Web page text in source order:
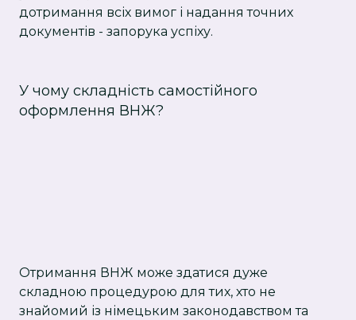
дотримання всіх вимог і надання точних
документів - запорука успіху.
У чому складність самостійного
оформлення ВНЖ?
Отримання ВНЖ може здатися дуже
складною процедурою для тих, хто не
знайомий із німецьким законодавством та